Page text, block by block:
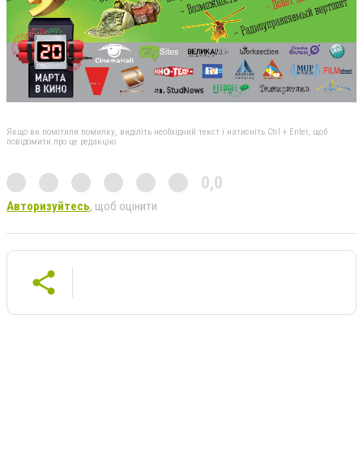
Якщо ви помітили помилку, виділіть необхідний текст і натисніть Ctrl + Enter, щоб
повідомити про це редакцію
0,0
Авторизуйтесь, щоб оцінити